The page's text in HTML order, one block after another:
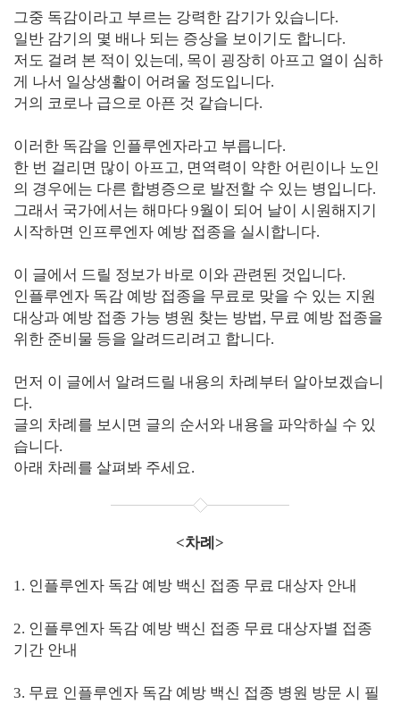
그중 독감이라고 부르는 강력한 감기가 있습니다.
일반 감기의 몇 배나 되는 증상을 보이기도 합니다.
저도 걸려 본 적이 있는데, 목이 굉장히 아프고 열이 심하
게 나서 일상생활이 어려울 정도입니다.
거의 코로나 급으로 아픈 것 같습니다.
이러한 독감을 인플루엔자라고 부릅니다.
한 번 걸리면 많이 아프고, 면역력이 약한 어린이나 노인
의 경우에는 다른 합병증으로 발전할 수 있는 병입니다.
그래서 국가에서는 해마다 9월이 되어 날이 시원해지기
시작하면 인프루엔자 예방 접종을 실시합니다.
이 글에서 드릴 정보가 바로 이와 관련된 것입니다.
인플루엔자 독감 예방 접종을 무료로 맞을 수 있는 지원
대상과 예방 접종 가능 병원 찾는 방법, 무료 예방 접종을
위한 준비물 등을 알려드리려고 합니다.
먼저 이 글에서 알려드릴 내용의 차례부터 알아보겠습니
다.
글의 차례를 보시면 글의 순서와 내용을 파악하실 수 있
습니다.
아래 차레를 살펴봐 주세요.
<차례>
1. 인플루엔자 독감 예방 백신 접종 무료 대상자 안내
2. 인플루엔자 독감 예방 백신 접종 무료 대상자별 접종
기간 안내
3. 무료 인플루엔자 독감 예방 백신 접종 병원 방문 시 필